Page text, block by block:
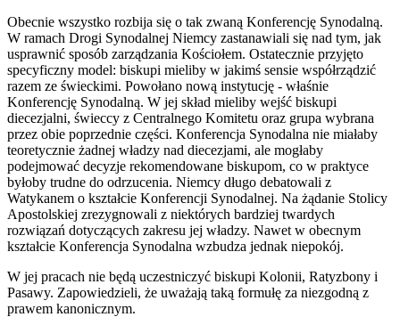
Obecnie wszystko rozbija się o tak zwaną Konferencję Synodalną.
W ramach Drogi Synodalnej Niemcy zastanawiali się nad tym, jak
usprawnić sposób zarządzania Kościołem. Ostatecznie przyjęto
specyficzny model: biskupi mieliby w jakimś sensie współrządzić
razem ze świeckimi. Powołano nową instytucję - właśnie
Konferencję Synodalną. W jej skład mieliby wejść biskupi
diecezjalni, świeccy z Centralnego Komitetu oraz grupa wybrana
przez obie poprzednie części. Konferencja Synodalna nie miałaby
teoretycznie żadnej władzy nad diecezjami, ale mogłaby
podejmować decyzje rekomendowane biskupom, co w praktyce
byłoby trudne do odrzucenia. Niemcy długo debatowali z
Watykanem o kształcie Konferencji Synodalnej. Na żądanie Stolicy
Apostolskiej zrezygnowali z niektórych bardziej twardych
rozwiązań dotyczących zakresu jej władzy. Nawet w obecnym
kształcie Konferencja Synodalna wzbudza jednak niepokój.
W jej pracach nie będą uczestniczyć biskupi Kolonii, Ratyzbony i
Pasawy. Zapowiedzieli, że uważają taką formułę za niezgodną z
prawem kanonicznym.